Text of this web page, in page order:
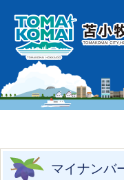
マイナンバ